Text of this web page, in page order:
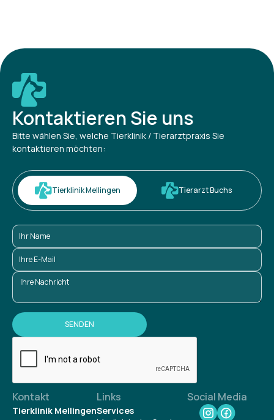
Kontaktieren Sie uns
Bitte wählen Sie, welche Tierklinik / Tierarztpraxis Sie
kontaktieren möchten:
Tierklinik Mellingen Tierarzt Buchs
Kontakt
Tierklinik Mellingen
Links
Services
Social Media